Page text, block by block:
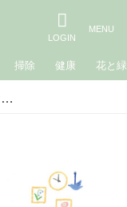
掃除 健康 花と緑
なぜ片づけが“おっくう”になるのか？自分の面倒ポイントと向き合って「掃除の手間ゼロ」を目指す環境づくり／整理収納アドバイザー・akiさん